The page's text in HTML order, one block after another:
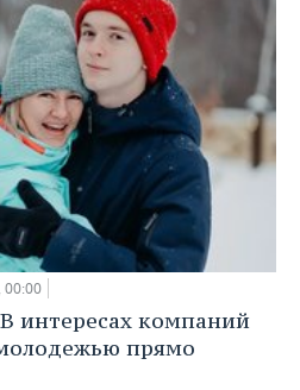
00:00
интересах компаний
прямо